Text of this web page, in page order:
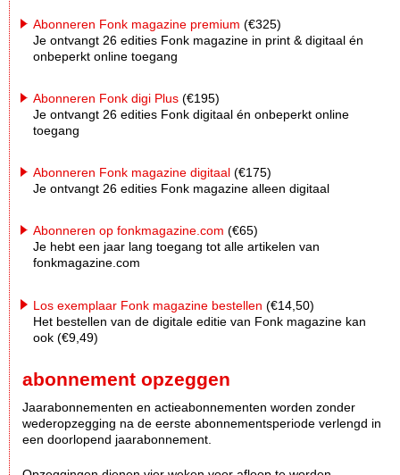
Abonneren Fonk magazine premium (€325)
Je ontvangt 26 edities Fonk magazine in print & digitaal én
onbeperkt online toegang
Abonneren Fonk digi Plus (€195)
Je ontvangt 26 edities Fonk digitaal én onbeperkt online
toegang
Abonneren Fonk magazine digitaal (€175)
Je ontvangt 26 edities Fonk magazine alleen digitaal
Abonneren op fonkmagazine.com (€65)
Je hebt een jaar lang toegang tot alle artikelen van
fonkmagazine.com
Los exemplaar Fonk magazine bestellen (€14,50)
Het bestellen van de digitale editie van Fonk magazine kan
ook (€9,49)
abonnement opzeggen
Jaarabonnementen en actieabonnementen worden zonder
wederopzegging na de eerste abonnementsperiode verlengd in
een doorlopend jaarabonnement.